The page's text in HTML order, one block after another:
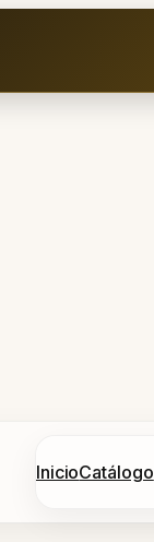
InicioCatálogo